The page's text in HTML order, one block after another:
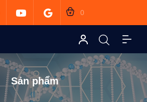
0
Sản phẩm